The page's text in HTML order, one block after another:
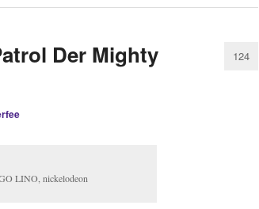
Der Mighty
124
LINO, nickelodeon